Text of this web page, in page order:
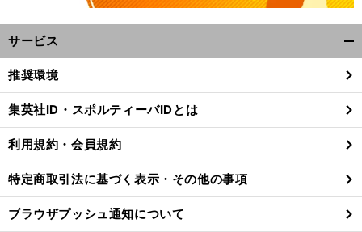
サービス
閉
る
推奨環境
集英社ID・スポルティーバIDとは
利用規約・会員規約
特定商取引法に基づく表示・その他の事項
ブラウザプッシュ通知について